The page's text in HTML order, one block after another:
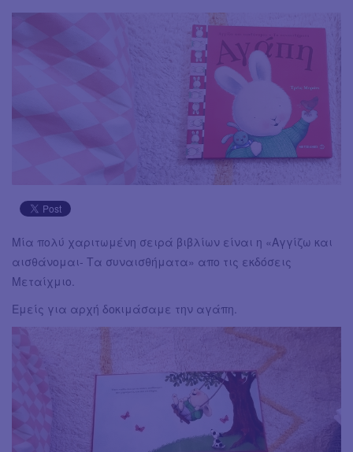
Μία πολύ χαριτωμένη σειρά βιβλίων είναι η «Αγγίζω και
αισθάνομαι- Τα συναισθήματα» απο τις εκδόσεις
Μεταίχμιο.
Εμείς για αρχή δοκιμάσαμε την αγάπη.